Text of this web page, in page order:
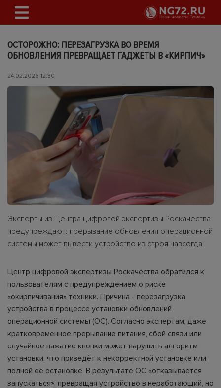
ОСТОРОЖНО: ПЕРЕЗАГРУЗКА ВО ВРЕМЯ
ОБНОВЛЕНИЯ ПРЕВРАЩАЕТ ГАДЖЕТЫ В «КИРПИЧ»
24.02.2026 12:30
Эксперты из Центра цифровой экспертизы Роскачества
предупреждают: прерывание обновления операционной
системы может вывести устройство из строя навсегда.
Центр цифровой экспертизы Роскачества обратился к
пользователям с предупреждением о риске
«окирпичивания» техники. Причина - перезагрузка
устройства в процессе установки обновлений
операционной системы (ОС). Согласно экспертам, даже
кратковременное прерывание питания, сбой связи или
случайное нажатие кнопки может нарушить алгоритм
установки, что приведёт к некорректной установке или
полной её остановке. В результате ОС «отказывается
запускаться», превращая устройство в неработающий, но